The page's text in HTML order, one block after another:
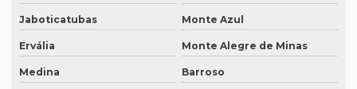
Intérprete mandarim português
Intérprete de negócios
Jaboticatubas Monte Azul
Ervália Monte Alegre de Minas
Medina Barroso